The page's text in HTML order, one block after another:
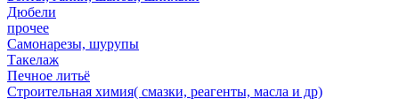
Дюбели
прочее
Самонарезы, шурупы
Такелаж
Печное литьё
Строительная химия( смазки, реагенты, масла и др)